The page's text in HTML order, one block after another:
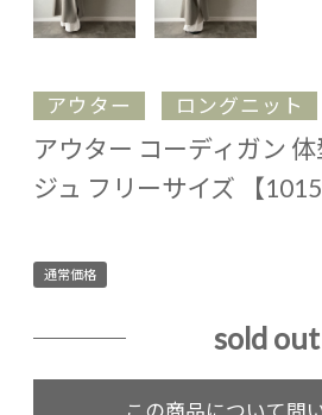
アウター ロングニット
アウター コーディガン
ジュ フリーサイズ 【
通常価格
sold out